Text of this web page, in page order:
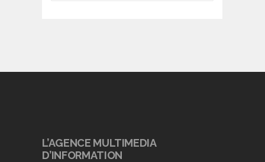
L’AGENCE MULTIMEDIA
D’INFORMATION